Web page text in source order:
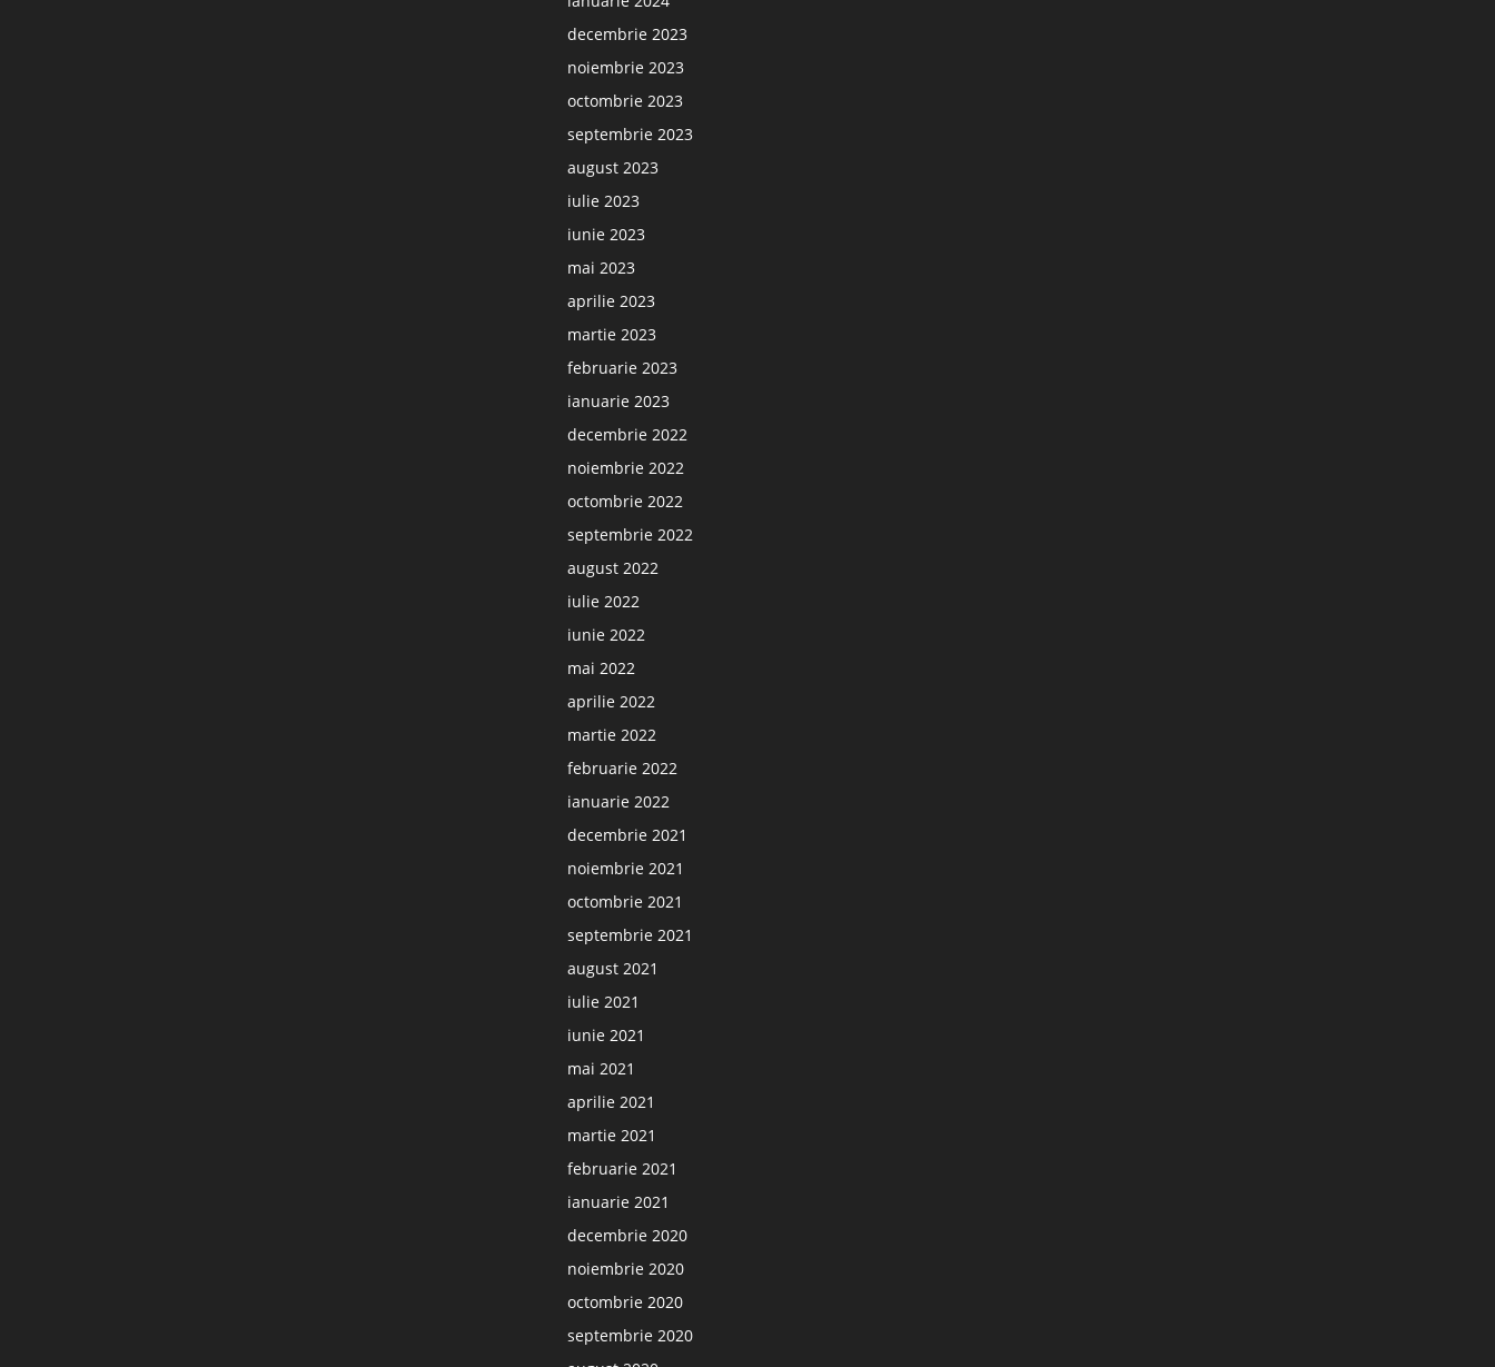
decembrie 2023
noiembrie 2023
octombrie 2023
septembrie 2023
august 2023
iulie 2023
iunie 2023
mai 2023
aprilie 2023
martie 2023
februarie 2023
ianuarie 2023
decembrie 2022
noiembrie 2022
octombrie 2022
septembrie 2022
august 2022
iulie 2022
iunie 2022
mai 2022
aprilie 2022
martie 2022
februarie 2022
ianuarie 2022
decembrie 2021
noiembrie 2021
octombrie 2021
septembrie 2021
august 2021
iulie 2021
iunie 2021
mai 2021
aprilie 2021
martie 2021
februarie 2021
ianuarie 2021
decembrie 2020
noiembrie 2020
octombrie 2020
septembrie 2020